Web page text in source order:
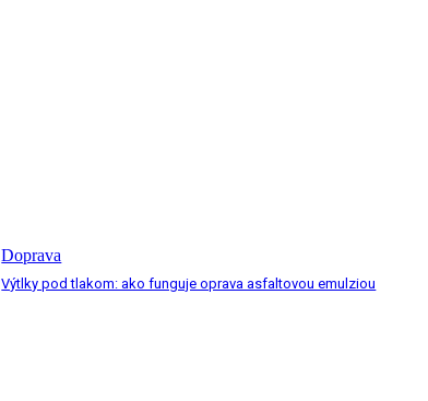
Doprava
Výtlky pod tlakom: ako funguje oprava asfaltovou emulziou